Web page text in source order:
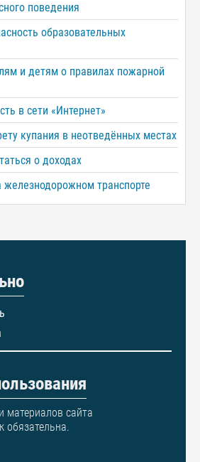
поведения
образовательных
и детям о правилах пожарной
в сети «Интернет»
купания в неотведённых местах
о доходах
железнодорожном транспорте
материалов сайта
обязательна.